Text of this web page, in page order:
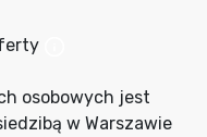
osobowych jest
w Warszawie